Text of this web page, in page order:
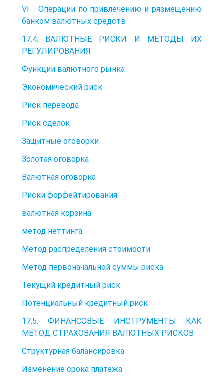
VI - Операции по привлечению и рязмещению
банком валютных средств
17.4. ВАЛЮТНЫЕ РИСКИ И МЕТОДЫ ИХ
РЕГУЛИРОВАНИЯ
Функции валютного рынка
Экономический риск
Риск перевода
Риск сделок
Защитные оговорки
Золотая оговорка
Валютная оговорка
Риски форфейтирования
валютная корзина
метод неттинга
Метод распределения стоимости
Метод первоначальной суммы риска
Текущий кредитный риск
Потенциальный кредитный риск
17.5. ФИНАНСОВЫЕ ИНСТРУМЕНТЫ КАК
МЕТОД СТРАХОВАНИЯ ВАЛЮТНЫХ РИСКОВ
Структурная балансировка
Изменение срока платежа